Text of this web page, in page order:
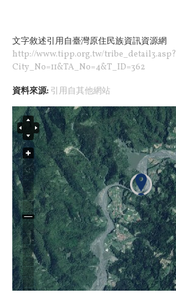
文字敘述引用自臺灣原住民族資訊資源網
http://www.tipp.org.tw/tribe_detail3.asp?
City_No=11&TA_No=4&T_ID=362
資料來源: 引用自其他網站